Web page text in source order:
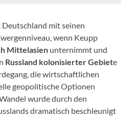
mit seinen
wenn Keupp
Mittelasien unternimmt und
Russland kolonisierter Gebiete
die wirtschaftlichen
geopolitische Optionen
wurde durch den
dramatisch beschleunigt